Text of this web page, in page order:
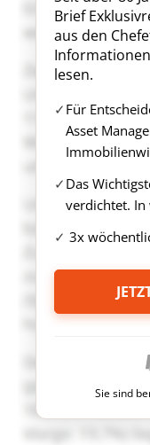
Brief
aus den
lesen.
Für
Asset
Das
verdichtet.
3x
Sie sind